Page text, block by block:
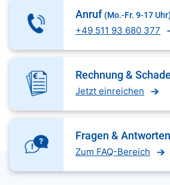
Anruf (Mo.-Fr. 9-17 Uhr)
+49 511 93 680 377
Rechnung &
Jetzt einreichen
Fragen & Antworten
Zum FAQ-Bereich